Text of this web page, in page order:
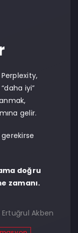
iyi”
gelir.
doğru
zamanı.
Ertuğrul Akben